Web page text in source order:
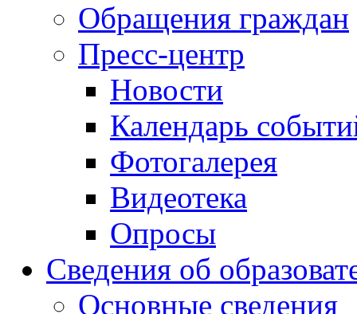
Обращения граждан
Пресс-центр
Новости
Календарь
Фотогалерея
Видеотека
Опросы
Сведения об
Основные сведения